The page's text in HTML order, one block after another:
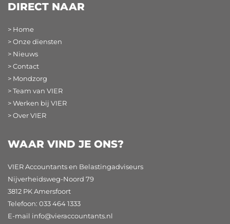
DIRECT NAAR
> Home
> Onze diensten
> Nieuws
> Contact
> Mondzorg
> Team van VIER
> Werken bij VIER
> Over VIER
WAAR VIND JE ONS?
VIER Accountants en Belastingadviseurs
Nijverheidsweg-Noord 79
3812 PK Amersfoort
Telefoon: 033 464 1333
E-mail info@vieraccountants.nl